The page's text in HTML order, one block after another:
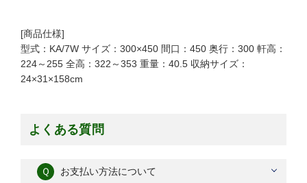
[商品仕様]
型式：KA/7W サイズ：300×450 間口：450 奥行：300 軒高：
224～255 全高：322～353 重量：40.5 収納サイズ：
24×31×158cm
よくある質問
Ｑ お支払い方法について